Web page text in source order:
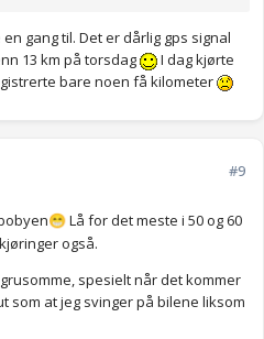
gang til. Det er dårlig gps signal
13 km på torsdag
I dag kjørte
bare noen få kilometer
#9
😁 Lå for det meste i 50 og 60
også.
spesielt når det kommer
som at jeg svinger på bilene liksom